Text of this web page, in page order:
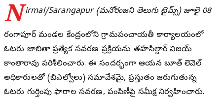
N irmal/Sarangapur (మనోరంజని తెలుగు టైమ్స్) జూలై 08
సారంగాపూర్ మండల కేంద్రంలోని గ్రామపంచాయతీ కార్యాలయంలో
ఓటరు జాబితా ప్రత్యేక సవరణ ప్రక్రియను తహసిల్దార్ విజయ్
కాంతారావు పరిశీలించారు. ఈ సందర్భంగా ఆయన బూత్ లెవెల్
అధికారులతో (బిఎల్వోలు) సమావేశమై, ప్రస్తుతం జరుగుతున్న
ఓటరు గుర్తింపు ఫారాల సవరణ, పంపిణీపై సమీక్ష నిర్వహించారు.